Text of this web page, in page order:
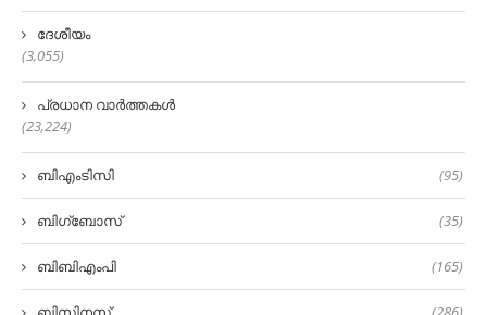
ദേശീയം
(3,055)
പ്രധാന വാർത്തകൾ
(23,224)
ബിഎംടിസി (95)
ബിഗ്‌ബോസ് (35)
ബിബിഎംപി (165)